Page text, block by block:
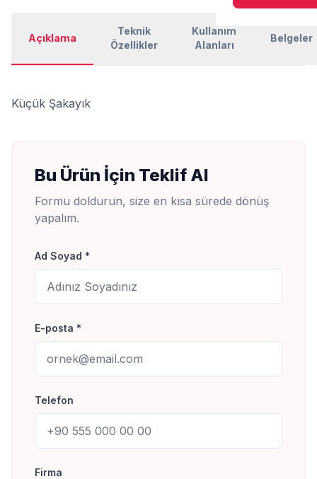
Açıklama
Teknik
Özellikler
Kullanım
Alanları
Belgeler
Küçük Şakayık
Bu Ürün İçin Teklif Al
Formu doldurun, size en kısa sürede dönüş
yapalım.
Ad Soyad *
E-posta *
Telefon
Firma